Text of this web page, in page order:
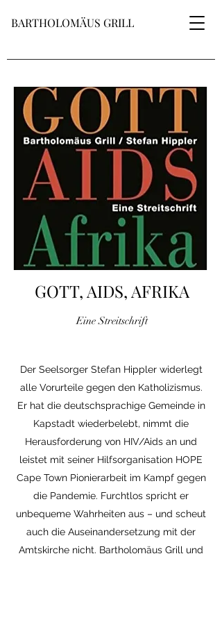
BARTHOLOMÄUS GRILL
GOTT, AIDS, AFRIKA
Eine Streitschrift
Der Seelsorger Stefan Hippler widerlegt
alle Vorurteile gegen den Katholizismus.
Er hat die deutschsprachige Gemeinde in
Kapstadt wiederbelebt, nimmt die
Herausforderung von HIV/Aids an und
leistet mit seiner Hilfsorganisation HOPE
Cape Town Pionierarbeit im Kampf gegen
die Pandemie. Furchtlos spricht er
unbequeme Wahrheiten aus – und scheut
auch die Auseinandersetzung mit der
Amtskirche nicht. Bartholomäus Grill und